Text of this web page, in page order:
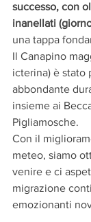
successo, con
inanellati
una tappa
Il Canapino
icterina) è stato
abbondante
insieme ai
Pigliamosche.
Con il
meteo, siamo
venire e ci
migrazione
emozionanti